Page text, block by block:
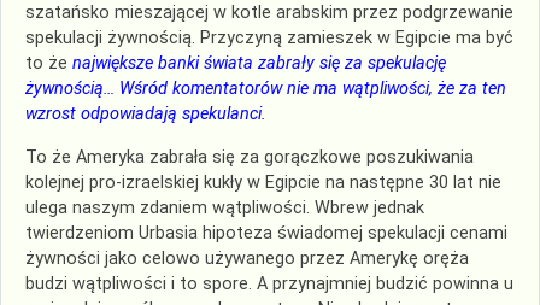
szatańsko mieszającej w kotle arabskim przez podgrzewanie
spekulacji żywnością. Przyczyną zamieszek w Egipcie ma być
to że największe banki świata zabrały się za spekulację
żywnością… Wśród komentatorów nie ma wątpliwości, że za ten
wzrost odpowiadają spekulanci.
To że Ameryka zabrała się za gorączkowe poszukiwania
kolejnej pro-izraelskiej kukły w Egipcie na następne 30 lat nie
ulega naszym zdaniem wątpliwości. Wbrew jednak
twierdzeniom Urbasia hipoteza świadomej spekulacji cenami
żywności jako celowo używanego przez Amerykę oręża
budzi wątpliwości i to spore. A przynajmniej budzić powinna u